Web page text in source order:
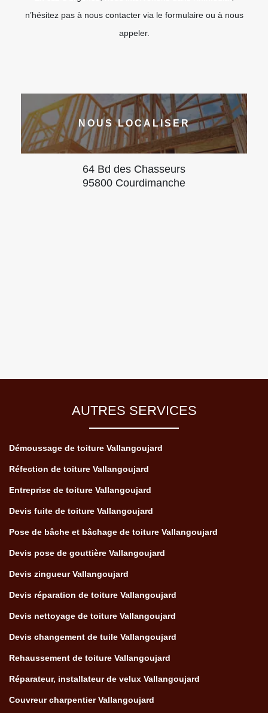
n’hésitez pas à nous contacter via le formulaire ou à nous
appeler.
NOUS LOCALISER
64 Bd des Chasseurs
95800 Courdimanche
AUTRES SERVICES
Démoussage de toiture Vallangoujard
Réfection de toiture Vallangoujard
Entreprise de toiture Vallangoujard
Devis fuite de toiture Vallangoujard
Pose de bâche et bâchage de toiture Vallangoujard
Devis pose de gouttière Vallangoujard
Devis zingueur Vallangoujard
Devis réparation de toiture Vallangoujard
Devis nettoyage de toiture Vallangoujard
Devis changement de tuile Vallangoujard
Rehaussement de toiture Vallangoujard
Réparateur, installateur de velux Vallangoujard
Couvreur charpentier Vallangoujard